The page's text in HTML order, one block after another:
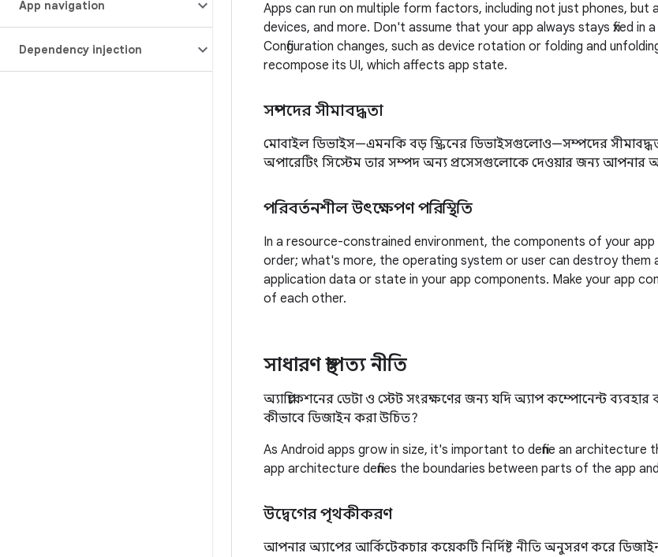
App navigation
Dependency injection
Apps can run on multiple form factors, including not just phones, but
devices, and more. Don't assume that your app always stays fixed
Configuration changes, such as device rotation or folding and
recompose its UI, which affects app state.
সম্পদের সীমাবদ্ধতা
মোবাইল ডিভাইস—এমনকি বড় স্ক্রিনের ডিভাইসগুলোও—সম্পদের
অপারেটিং সিস্টেম তার সম্পদ অন্য প্রসেসগুলোকে দেওয়ার জন্য আপনার
পরিবর্তনশীল উৎক্ষেপণ পরিস্থিতি
In a resource-constrained environment, the components of your app
order; what's more, the operating system or user can destroy them
application data or state in your app components. Make your app
of each other.
সাধারণ স্থাপত্য নীতি
অ্যাপ্লিকেশনের ডেটা ও স্টেট সংরক্ষণের জন্য যদি অ্যাপ কম্পোনেন্ট
কীভাবে ডিজাইন করা উচিত?
As Android apps grow in size, it's important to define an architecture
app architecture defines the boundaries between parts of the app
উদ্বেগের পৃথকীকরণ
আপনার অ্যাপের আর্কিটেকচার কয়েকটি নির্দিষ্ট নীতি অনুসরণ করে